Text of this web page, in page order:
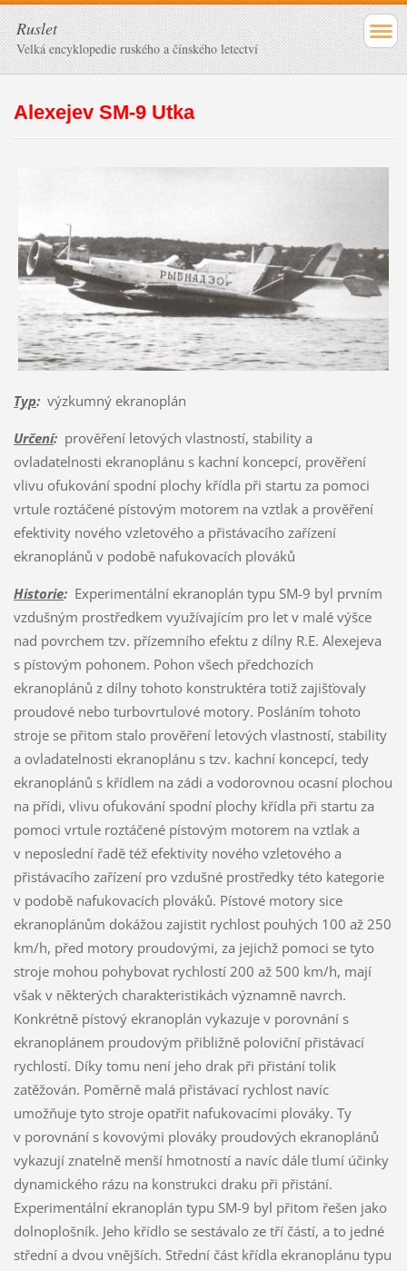
Ruslet
Velká encyklopedie ruského a čínského letectví
Alexejev SM-9 Utka
Typ:výzkumný ekranoplán
Určení:prověření letových vlastností, stability a
ovladatelnosti ekranoplánu s kachní koncepcí, prověření
vlivu ofukování spodní plochy křídla při startu za pomoci
vrtule roztáčené pístovým motorem na vztlak a prověření
efektivity nového vzletového a přistávacího zařízení
ekranoplánů v podobě nafukovacích plováků
Historie:Experimentální ekranoplán typu SM-9 byl prvním
vzdušným prostředkem využívajícím pro let v malé výšce
nad povrchem tzv. přízemního efektu z dílny R.E. Alexejeva
s pístovým pohonem. Pohon všech předchozích
ekranoplánů z dílny tohoto konstruktéra totiž zajišťovaly
proudové nebo turbovrtulové motory. Posláním tohoto
stroje se přitom stalo prověření letových vlastností, stability
a ovladatelnosti ekranoplánu s tzv. kachní koncepcí, tedy
ekranoplánů s křídlem na zádi a vodorovnou ocasní plochou
na přídi, vlivu ofukování spodní plochy křídla při startu za
pomoci vrtule roztáčené pístovým motorem na vztlak a
v neposlední řadě též efektivity nového vzletového a
přistávacího zařízení pro vzdušné prostředky této kategorie
v podobě nafukovacích plováků. Pístové motory sice
ekranoplánům dokážou zajistit rychlost pouhých 100 až 250
km/h, před motory proudovými, za jejichž pomoci se tyto
stroje mohou pohybovat rychlostí 200 až 500 km/h, mají
však v některých charakteristikách významně navrch.
Konkrétně pístový ekranoplán vykazuje v porovnání s
ekranoplánem proudovým přibližně poloviční přistávací
rychlostí. Díky tomu není jeho drak při přistání tolik
zatěžován. Poměrně malá přistávací rychlost navíc
umožňuje tyto stroje opatřit nafukovacími plováky. Ty
v porovnání s kovovými plováky proudových ekranoplánů
vykazují znatelně menší hmotností a navíc dále tlumí účinky
dynamického rázu na konstrukci draku při přistání.
Experimentální ekranoplán typu SM-9 byl přitom řešen jako
dolnoplošník. Jeho křídlo se sestávalo ze tří částí, a to jedné
střední a dvou vnějších. Střední část křídla ekranoplánu typu